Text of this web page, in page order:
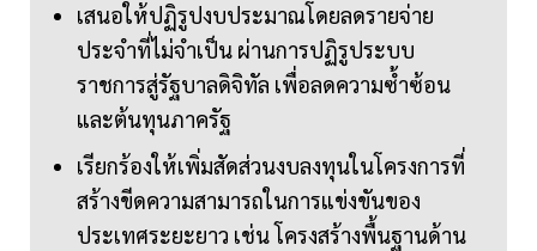
เสนอให้ปฏิรูปงบประมาณโดยลดรายจ่าย
ประจำที่ไม่จำเป็น ผ่านการปฏิรูประบบ
ราชการสู่รัฐบาลดิจิทัล เพื่อลดความซ้ำซ้อน
และต้นทุนภาครัฐ
เรียกร้องให้เพิ่มสัดส่วนงบลงทุนในโครงการที่
สร้างขีดความสามารถในการแข่งขันของ
ประเทศระยะยาว เช่น โครงสร้างพื้นฐานด้าน